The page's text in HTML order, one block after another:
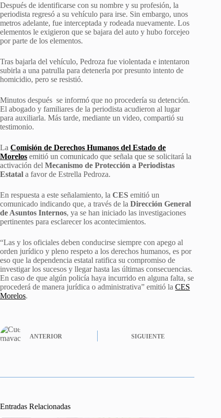
Después de identificarse con su nombre y su profesión, la
periodista regresó a su vehículo para irse. Sin embargo, unos
metros adelante, fue interceptada y rodeada nuevamente. Los
elementos le exigieron que se bajara del auto y hubo forcejeo
por parte de los elementos.
Tras bajarla del vehículo, Pedroza fue violentada e intentaron
subirla a una patrulla para detenerla por presunto intento de
homicidio, pero se resistió.
Minutos después se informó que no procedería su detención.
El abogado y familiares de la periodista acudieron al lugar
para auxiliarla. Más tarde, mediante un video, compartió su
testimonio.
La Comisión de Derechos Humanos del Estado de
Morelos emitió un comunicado que señala que se solicitará la
activación del Mecanismo de Protección a Periodistas
Estatal a favor de Estrella Pedroza.
En respuesta a este señalamiento, la CES emitió un
comunicado indicando que, a través de la Dirección General
de Asuntos Internos, ya se han iniciado las investigaciones
pertinentes para esclarecer los acontecimientos.
“Las y los oficiales deben conducirse siempre con apego al
orden jurídico y pleno respeto a los derechos humanos, es por
eso que la dependencia estatal ratifica su compromiso de
investigar los sucesos y llegar hasta las últimas consecuencias.
En caso de que algún policía haya incurrido en alguna falta, se
procederá de manera jurídica o administrativa” emitió la CES
Morelos.
ANTERIOR SIGUIENTE
Entradas Relacionadas